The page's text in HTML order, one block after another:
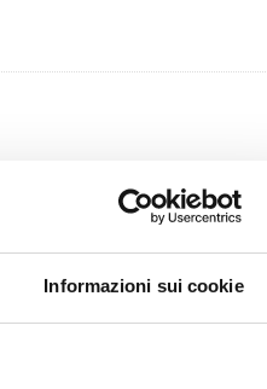
Informazioni sui cookie
Rio De Janeiro, Buzios, Ilha Grande,